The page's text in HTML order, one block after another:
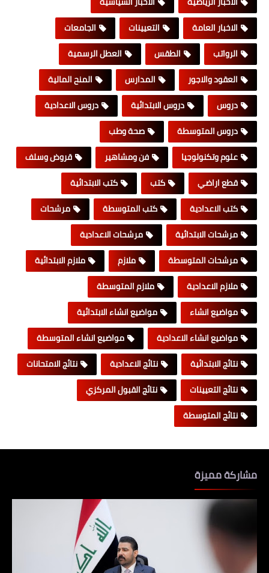
الاخبار العامة
التعيينات
الجامعات
الرواتب
الطقس
العطل الرسمية
العقود والاجور
المدارس
المنح المالية
دروس
دروس الابتدائية
دروس الاعدادية
دروس المتوسطة
صحة وطب
علوم وتكنولوجيا
فن ومشاهير
قروض وسلف
قطع اراضي
كتب
كتب الابتدائية
كتب الاعدادية
كتب المتوسطة
مرشحات
مرشحات الابتدائية
مرشحات الاعدادية
مرشحات المتوسطة
ملازم
ملازم الابتدائية
ملازم الاعدادية
ملازم المتوسطة
مواضيع انشاء
مواضيع انشاء الابتدائية
مواضيع انشاء الاعدادية
مواضيع انشاء المتوسطة
نتائج الابتدائية
نتائج الاعدادية
نتائج الامتحانات
نتائج التعيينات
نتائج القبول المركزي
نتائج المتوسطة
مشاركة مميزة